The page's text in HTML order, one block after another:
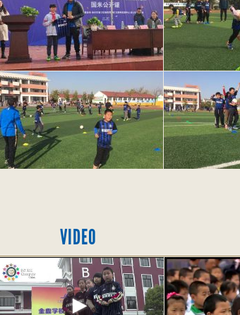
VIDEO